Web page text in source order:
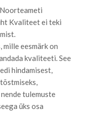
Kvaliteet ei teki
eesmärk on
kvaliteeti. See
hindamisest,
tulemuste
üks osa